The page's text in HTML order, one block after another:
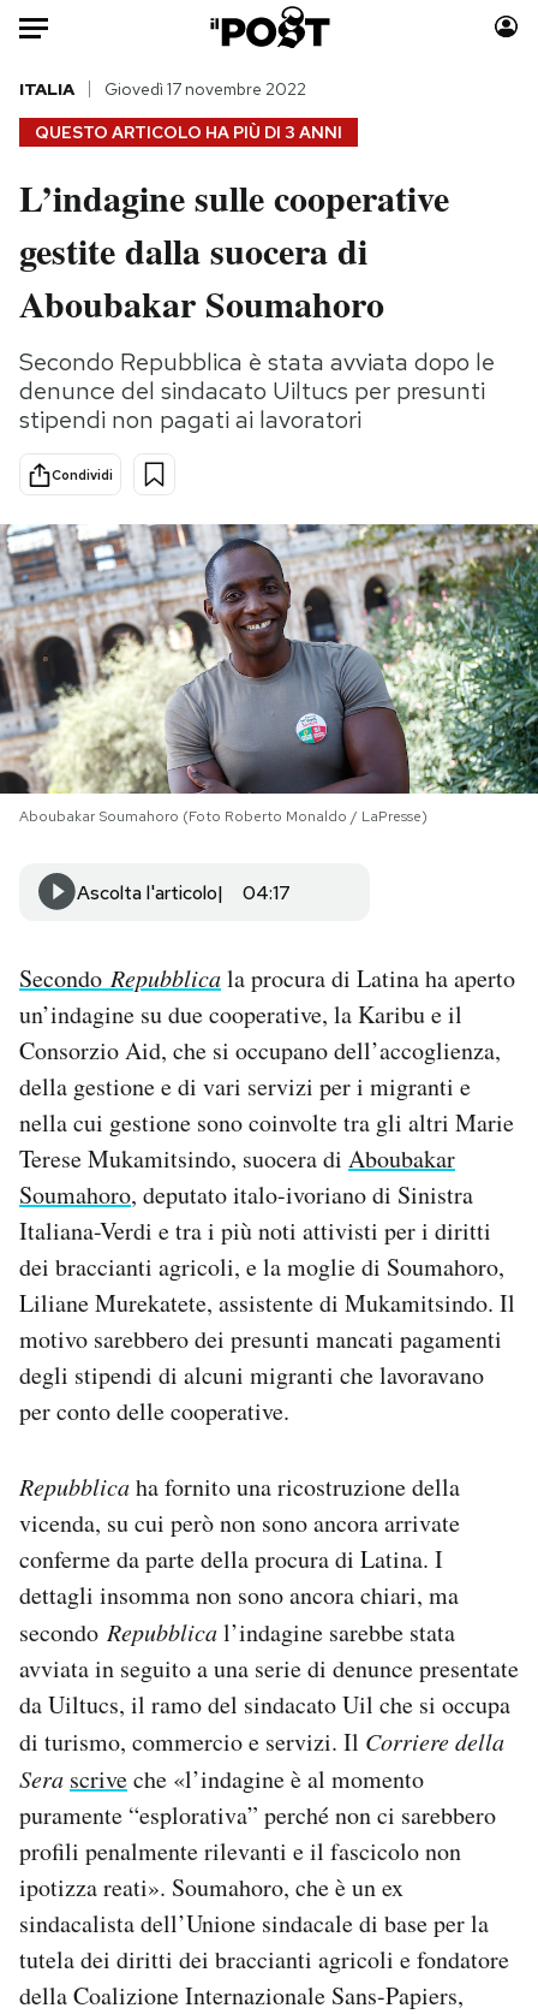
Auto
HOME
Italia
Politica
Tecnologia
Scienza
Cultura
Sport
Moda
Consumismi
Storie/Idee
Media
Europa
PODCAST
NEWSLETTER
I MIEI PREFERITI
SHOP
CALENDARIO
AREA PERSONALE
Area Personale
Newsletter
Notifiche mobile
Regala il Post
Hai bisogno di aiuto?
Esci
QUESTO ARTICOLO HA PIÙ DI 3 ANNI
ITALIA Giovedì 17 novembre 2022
L’indagine sulle cooperative
gestite dalla suocera di
Aboubakar Soumahoro
Secondo Repubblica è stata avviata dopo le
denunce del sindacato Uiltucs per presunti
stipendi non pagati ai lavoratori
Condividi
Aboubakar Soumahoro (Foto Roberto Monaldo / LaPresse)
Ascolta l'articolo 04:17
Secondo Repubblicala procura di Latina ha aperto
un’indagine su due cooperative, la Karibu e il
Consorzio Aid, che si occupano dell’accoglienza,
della gestione e di vari servizi per i migranti e
nella cui gestione sono coinvolte tra gli altri Marie
Terese Mukamitsindo, suocera di Aboubakar
Soumahoro, deputato italo-ivoriano di Sinistra
Italiana-Verdi e tra i più noti attivisti per i diritti
dei braccianti agricoli, e la moglie di Soumahoro,
Liliane Murekatete, assistente di Mukamitsindo. Il
motivo sarebbero dei presunti mancati pagamenti
degli stipendi di alcuni migranti che lavoravano
per conto delle cooperative.
Repubblicaha fornito una ricostruzione della
vicenda, su cui però non sono ancora arrivate
conferme da parte della procura di Latina. I
dettagli insomma non sono ancora chiari, ma
secondo Repubblical’indagine sarebbe stata
avviata in seguito a una serie di denunce presentate
da Uiltucs, il ramo del sindacato Uil che si occupa
di turismo, commercio e servizi. Il Corriere della
Sera scriveche «l’indagine è al momento
puramente “esplorativa” perché non ci sarebbero
profili penalmente rilevanti e il fascicolo non
ipotizza reati». Soumahoro, che è unex
sindacalista dell’Unione sindacale di base per la
tutela dei diritti dei braccianti agricoli e fondatore
dellaCoalizione Internazionale Sans-Papiers,